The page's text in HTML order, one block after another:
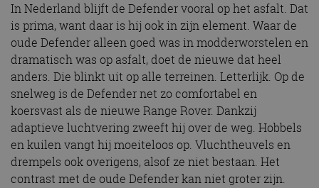
In Nederland blijft de Defender vooral op het asfalt. Dat
is prima, want daar is hij ook in zijn element. Waar de
oude Defender alleen goed was in modderworstelen en
dramatisch was op asfalt, doet de nieuwe dat heel
anders. Die blinkt uit op alle terreinen. Letterlijk. Op de
snelweg is de Defender net zo comfortabel en
koersvast als de nieuwe Range Rover. Dankzij
adaptieve luchtvering zweeft hij over de weg. Hobbels
en kuilen vangt hij moeiteloos op. Vluchtheuvels en
drempels ook overigens, alsof ze niet bestaan. Het
contrast met de oude Defender kan niet groter zijn.